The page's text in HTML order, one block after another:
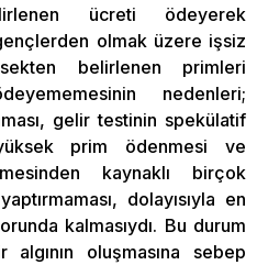
ücreti ödeyerek
olmak üzere işsiz
belirlenen primleri
nedenleri;
gelir testinin spekülatif
prim ödenmesi ve
kaynaklı birçok
dolayısıyla en
kalmasıydı. Bu durum
algının oluşmasına sebep